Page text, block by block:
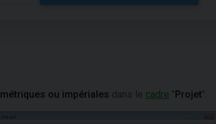
métriques ou impériales dans le cadre "Projet".